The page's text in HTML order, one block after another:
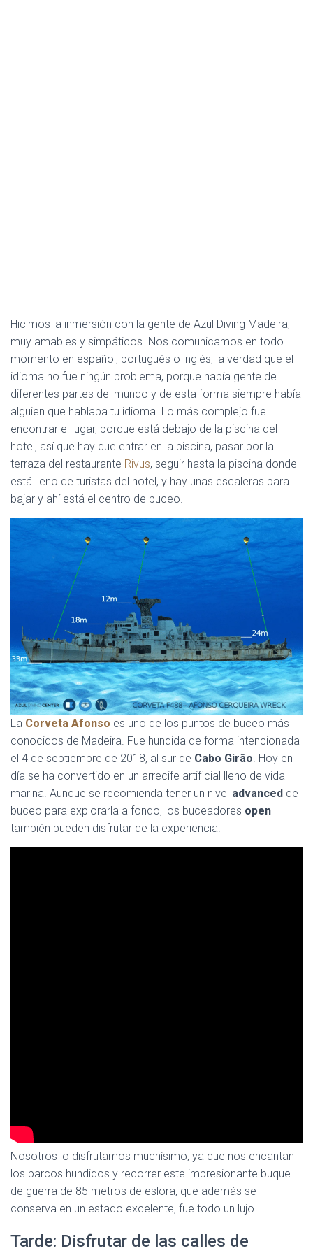
Hicimos la inmersión con la gente de Azul Diving Madeira,
muy amables y simpáticos. Nos comunicamos en todo
momento en español, portugués o inglés, la verdad que el
idioma no fue ningún problema, porque había gente de
diferentes partes del mundo y de esta forma siempre había
alguien que hablaba tu idioma. Lo más complejo fue
encontrar el lugar, porque está debajo de la piscina del
hotel, así que hay que entrar en la piscina, pasar por la
terraza del restaurante Rivus, seguir hasta la piscina donde
está lleno de turistas del hotel, y hay unas escaleras para
bajar y ahí está el centro de buceo.
La Corveta Afonso es uno de los puntos de buceo más
conocidos de Madeira. Fue hundida de forma intencionada
el 4 de septiembre de 2018, al sur de Cabo Girão. Hoy en
día se ha convertido en un arrecife artificial lleno de vida
marina. Aunque se recomienda tener un nivel advanced de
buceo para explorarla a fondo, los buceadores open
también pueden disfrutar de la experiencia.
Nosotros lo disfrutamos muchísimo, ya que nos encantan
los barcos hundidos y recorrer este impresionante buque
de guerra de 85 metros de eslora, que además se
conserva en un estado excelente, fue todo un lujo.
Tarde: Disfrutar de las calles de